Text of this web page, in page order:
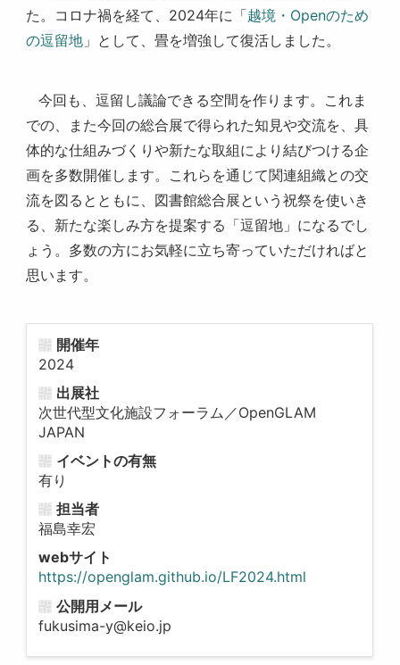
た。コロナ禍を経て、2024年に「越境・Openのため
の逗留地 」として、畳を増強して復活しました。
今回も、逗留し議論できる空間を作ります。これま
での、また今回の総合展で得られた知見や交流を、具
体的な仕組みづくりや新たな取組により結びつける企
画を多数開催します。これらを通じて関連組織との交
流を図るとともに、図書館総合展という祝祭を使いき
る、新たな楽しみ方を提案する「逗留地」になるでし
ょう。多数の方にお気軽に立ち寄っていただければと
思います。
開催年
2024
出展社
次世代型文化施設フォーラム／OpenGLAM
JAPAN
イベントの有無
有り
担当者
福島幸宏
webサイト
https://openglam.github.io/LF2024.html
公開用メール
fukusima-y@keio.jp